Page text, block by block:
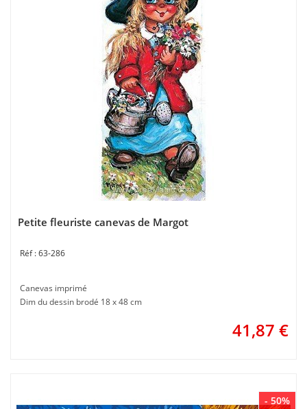
Petite fleuriste canevas de Margot
63-286
Canevas imprimé
Dim du dessin brodé 18 x 48 cm
41,87 €
- 50%